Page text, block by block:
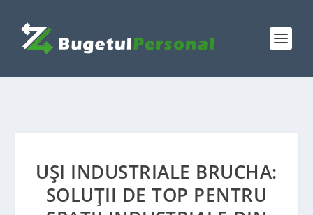
UȘI INDUSTRIALE BRUCHA:
SOLUȚII DE TOP PENTRU